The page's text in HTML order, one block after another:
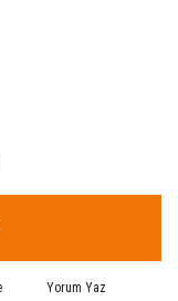
Yorum Yaz